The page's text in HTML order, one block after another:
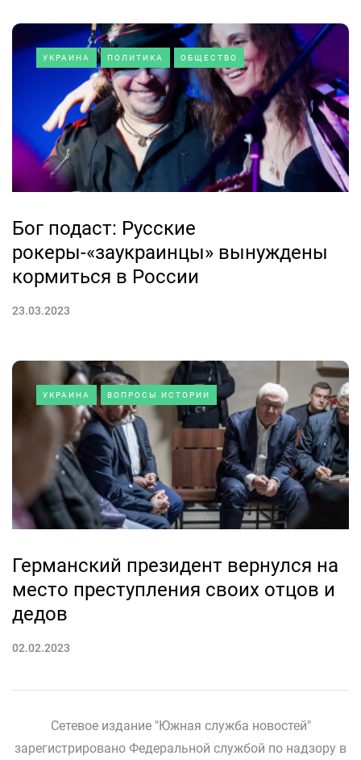
УКРАИНА ПОЛИТИКА ОБЩЕСТВО
Бог подаст: Русские
рокеры-«заукраинцы» вынуждены
кормиться в России
23.03.2023
УКРАИНА ВОПРОСЫ ИСТОРИИ
Германский президент вернулся на
место преступления своих отцов и
дедов
02.02.2023
Сетевое издание "Южная служба новостей"
зарегистрировано Федеральной службой по надзору в